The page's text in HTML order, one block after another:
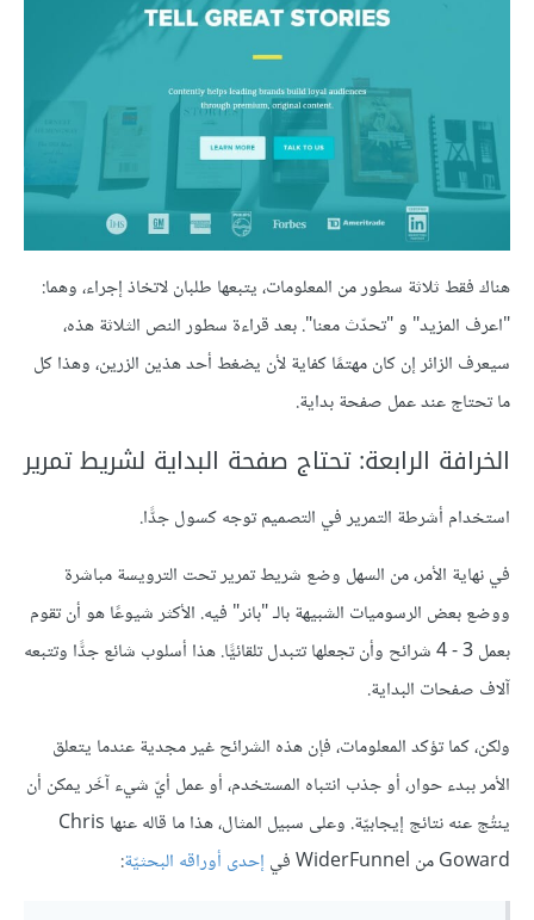
هناك فقط ثلاثة سطور من المعلومات، يتبعها طلبان لاتخاذ إجراء، وهما:
"اعرف المزيد" و "تحدّث معنا". بعد قراءة سطور النص الثلاثة هذه،
سيعرف الزائر إن كان مهتمًا كفاية لأن يضغط أحد هذين الزرين، وهذا كل
ما تحتاج عند عمل صفحة بداية.
الخرافة الرابعة: تحتاج صفحة البداية لشريط تمرير
استخدام أشرطة التمرير في التصميم توجه كسول جدًّا.
في نهاية الأمر، من السهل وضع شريط تمرير تحت الترويسة مباشرة
ووضع بعض الرسوميات الشبيهة بالـ "بانر" فيه. الأكثر شيوعًا هو أن تقوم
بعمل 3 - 4 شرائح وأن تجعلها تتبدل تلقائيًّا. هذا أسلوب شائع جدًّا وتتبعه
آلاف صفحات البداية.
ولكن، كما تؤكد المعلومات، فإن هذه الشرائح غير مجدية عندما يتعلق
الأمر ببدء حوار، أو جذب انتباه المستخدم، أو عمل أيّ شيء آخَر يمكن أن
ينتُج عنه نتائج إيجابيّة. وعلى سبيل المثال، هذا ما قاله عنها Chris
Goward من WiderFunnel في
إحدى أوراقه البحثيّة: